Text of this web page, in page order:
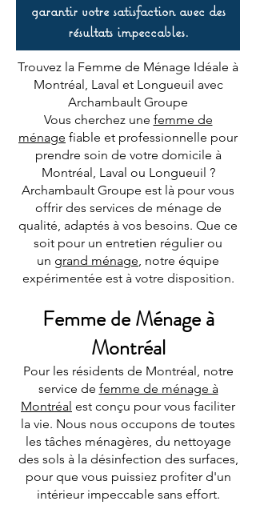
garantir votre satisfaction avec des
résultats impeccables.
Trouvez la Femme de Ménage Idéale à
Montréal, Laval et Longueuil avec
Archambault Groupe
Vous cherchez une femme de
ménage fiable et professionnelle pour
prendre soin de votre domicile à
Montréal, Laval ou Longueuil ?
Archambault Groupe est là pour vous
offrir des services de ménage de
qualité, adaptés à vos besoins. Que ce
soit pour un entretien régulier ou
un grand ménage, notre équipe
expérimentée est à votre disposition.
Femme de Ménage à
Montréal
Pour les résidents de Montréal, notre
service de femme de ménage à
Montréal est conçu pour vous faciliter
la vie. Nous nous occupons de toutes
les tâches ménagères, du nettoyage
des sols à la désinfection des surfaces,
pour que vous puissiez profiter d'un
intérieur impeccable sans effort.